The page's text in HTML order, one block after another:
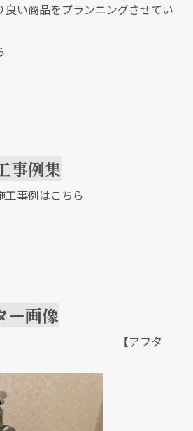
い商品をプランニングさせてい
事例集
工事例はこちら
ー画像
】 【アフタ